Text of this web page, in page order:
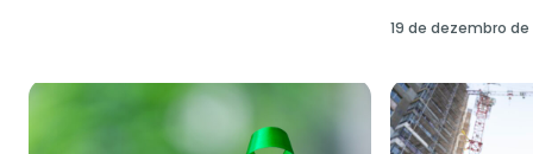
19 de dezembro de